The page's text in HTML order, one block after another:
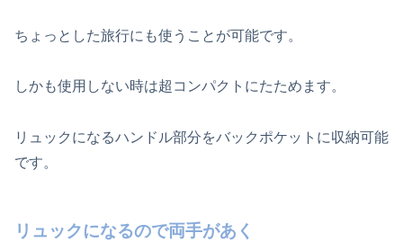
ちょっとした旅行にも使うことが可能です。
しかも使用しない時は超コンパクトにたためます。
リュックになるハンドル部分をバックポケットに収納可能
です。
リュックになるので両手があく